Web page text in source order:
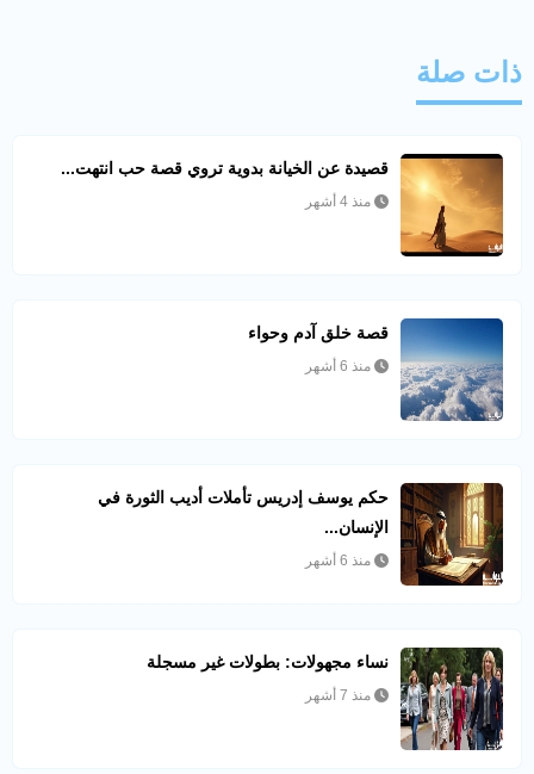
ذات صلة
قصيدة عن الخيانة بدوية تروي قصة حب انتهت...
منذ 4 أشهر
قصة خلق آدم وحواء
منذ 6 أشهر
حكم يوسف إدريس تأملات أديب الثورة في
الإنسان...
منذ 6 أشهر
نساء مجهولات: بطولات غير مسجلة
منذ 7 أشهر